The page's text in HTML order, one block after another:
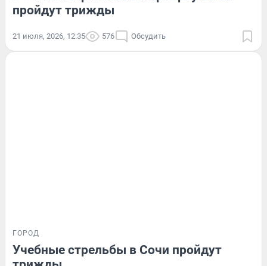
пройдут трижды
21 июля, 2026, 12:35 576 Обсудить
ГОРОД
Учебные стрельбы в Сочи пройдут